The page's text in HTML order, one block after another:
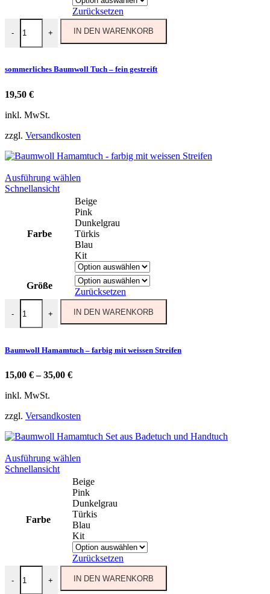
der
Produktseite
gewählt
werden
Zurücksetzen
-
sommerliches Baumwoll Tuch - fein gestreift Menge
+ IN DEN WARENKORB
sommerliches Baumwoll Tuch – fein gestreift
19,50 €
inkl. MwSt.
zzgl. Versandkosten
Ausführung wählen
weist
mehrere
Varianten
auf.
Die
Optionen
können
auf
der
Produktseite
gewählt
werden
Schnellansicht
Farbe
Beige
Pink
Dunkelgrau
Türkis
Blau
Kit
Größe
Zurücksetzen
-
Baumwoll Hamamtuch - farbig mit weissen Streifen Menge
+ IN DEN WARENKORB
Baumwoll Hamamtuch – farbig mit weissen Streifen
15,00 €–35,00 €
inkl. MwSt.
zzgl. Versandkosten
Ausführung wählen
weist
mehrere
Varianten
auf.
Die
Optionen
können
auf
der
Produktseite
gewählt
Schnellansicht
Farbe
Beige
Pink
Dunkelgrau
Türkis
Blau
Kit
Zurücksetzen
- + IN DEN WARENKORB